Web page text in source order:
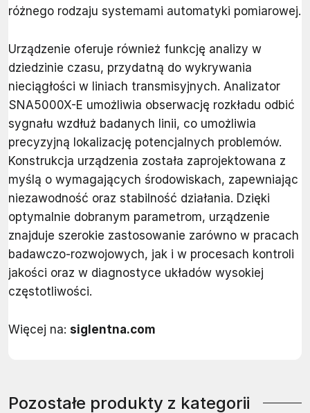
różnego rodzaju systemami automatyki pomiarowej.
Urządzenie oferuje również funkcję analizy w
dziedzinie czasu, przydatną do wykrywania
nieciągłości w liniach transmisyjnych. Analizator
SNA5000X-E umożliwia obserwację rozkładu odbić
sygnału wzdłuż badanych linii, co umożliwia
precyzyjną lokalizację potencjalnych problemów.
Konstrukcja urządzenia została zaprojektowana z
myślą o wymagających środowiskach, zapewniając
niezawodność oraz stabilność działania. Dzięki
optymalnie dobranym parametrom, urządzenie
znajduje szerokie zastosowanie zarówno w pracach
badawczo-rozwojowych, jak i w procesach kontroli
jakości oraz w diagnostyce układów wysokiej
częstotliwości.
Więcej na: siglentna.com
Pozostałe produkty z kategorii